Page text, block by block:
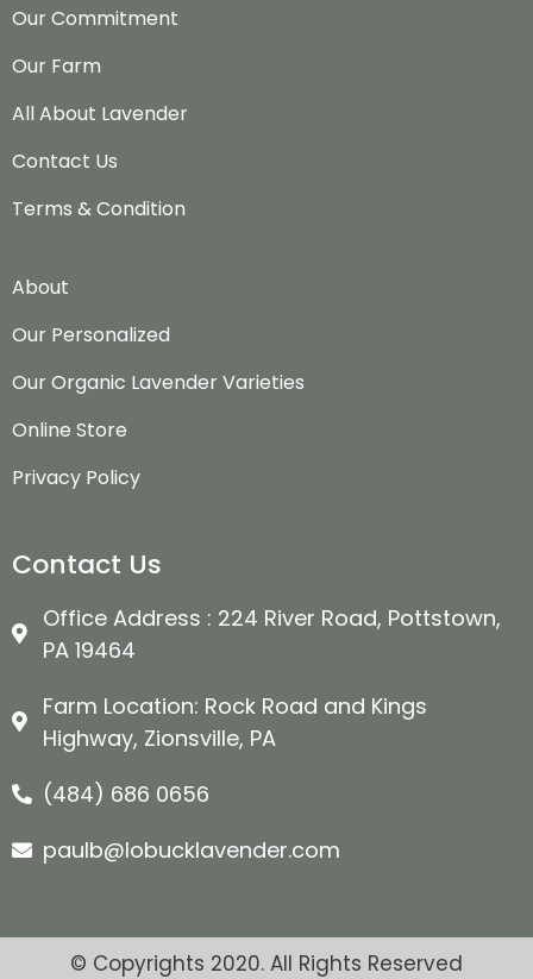
Our Commitment
Our Farm
All About Lavender
Contact Us
Terms & Condition
About
Our Personalized
Our Organic Lavender Varieties
Online Store
Privacy Policy
Contact Us
Office Address : 224 River Road, Pottstown,
PA 19464
Farm Location: Rock Road and Kings
Highway, Zionsville, PA
(484) 686 0656
paulb@lobucklavender.com
© Copyrights 2020. All Rights Reserved